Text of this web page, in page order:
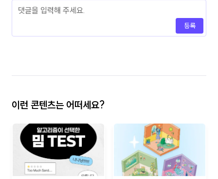
등록
이런 콘텐츠는 어떠세요?